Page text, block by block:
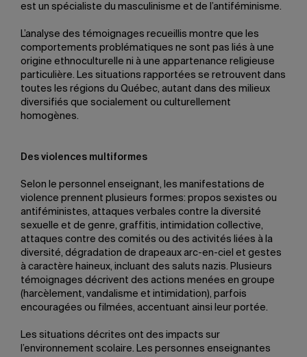
est un spécialiste du masculinisme et de l’antiféminisme.
L’analyse des témoignages recueillis montre que les
comportements problématiques ne sont pas liés à une
origine ethnoculturelle ni à une appartenance religieuse
particulière. Les situations rapportées se retrouvent dans
toutes les régions du Québec, autant dans des milieux
diversifiés que socialement ou culturellement
homogènes.
Des violences multiformes
Selon le personnel enseignant, les manifestations de
violence prennent plusieurs formes: propos sexistes ou
antiféministes, attaques verbales contre la diversité
sexuelle et de genre, graffitis, intimidation collective,
attaques contre des comités ou des activités liées à la
diversité, dégradation de drapeaux arc-en-ciel et gestes
à caractère haineux, incluant des saluts nazis. Plusieurs
témoignages décrivent des actions menées en groupe
(harcèlement, vandalisme et intimidation), parfois
encouragées ou filmées, accentuant ainsi leur portée.
Les situations décrites ont des impacts sur
l’environnement scolaire. Les personnes enseignantes